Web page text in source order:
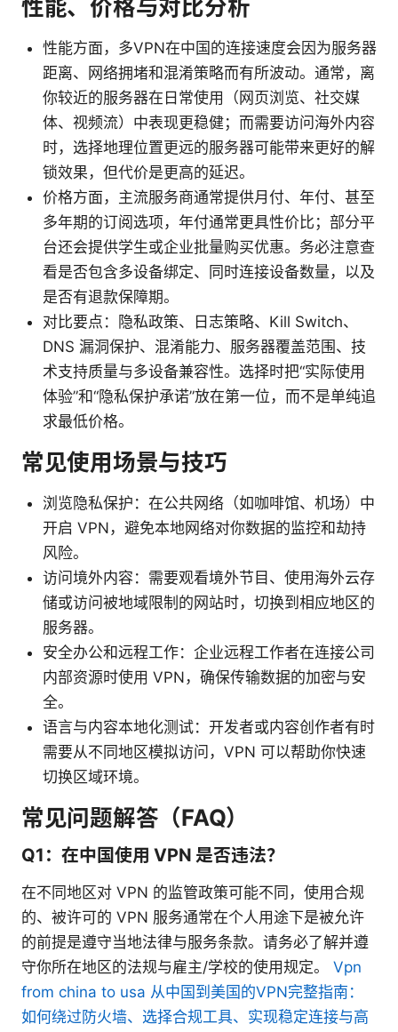
性能、价格与对比分析
性能方面，多VPN在中国的连接速度会因为服务器
距离、网络拥堵和混淆策略而有所波动。通常，离
你较近的服务器在日常使用（网页浏览、社交媒
体、视频流）中表现更稳健；而需要访问海外内容
时，选择地理位置更远的服务器可能带来更好的解
锁效果，但代价是更高的延迟。
价格方面，主流服务商通常提供月付、年付、甚至
多年期的订阅选项，年付通常更具性价比；部分平
台还会提供学生或企业批量购买优惠。务必注意查
看是否包含多设备绑定、同时连接设备数量，以及
是否有退款保障期。
对比要点：隐私政策、日志策略、Kill Switch、
DNS 漏洞保护、混淆能力、服务器覆盖范围、技
术支持质量与多设备兼容性。选择时把“实际使用
体验”和“隐私保护承诺”放在第一位，而不是单纯追
求最低价格。
常见使用场景与技巧
浏览隐私保护：在公共网络（如咖啡馆、机场）中
开启 VPN，避免本地网络对你数据的监控和劫持
风险。
访问境外内容：需要观看境外节目、使用海外云存
储或访问被地域限制的网站时，切换到相应地区的
服务器。
安全办公和远程工作：企业远程工作者在连接公司
内部资源时使用 VPN，确保传输数据的加密与安
全。
语言与内容本地化测试：开发者或内容创作者有时
需要从不同地区模拟访问，VPN 可以帮助你快速
切换区域环境。
常见问题解答（FAQ）
Q1：在中国使用 VPN 是否违法？
在不同地区对 VPN 的监管政策可能不同，使用合规
的、被许可的 VPN 服务通常在个人用途下是被允许
的前提是遵守当地法律与服务条款。请务必了解并遵
守你所在地区的法规与雇主/学校的使用规定。 Vpn
from china to usa 从中国到美国的VPN完整指南：
如何绕过防火墙、选择合规工具、实现稳定连接与高